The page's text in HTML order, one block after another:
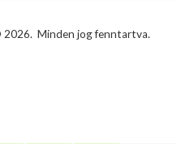
Minden jog fenntartva.